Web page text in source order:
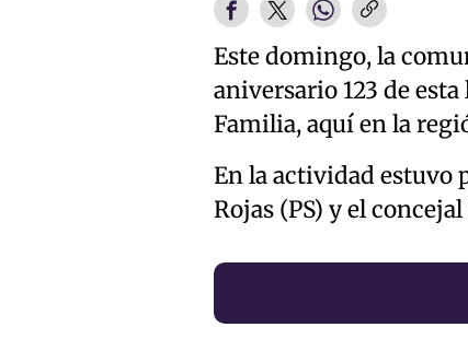
Este domingo, la
aniversario 123 de
Familia, aquí en la
En la actividad estuvo
Rojas (PS) y el